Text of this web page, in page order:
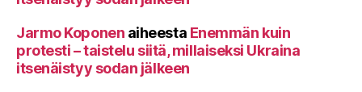
Jarmo Koponen aiheesta Enemmän kuin
protesti – taistelu siitä, millaiseksi Ukraina
itsenäistyy sodan jälkeen